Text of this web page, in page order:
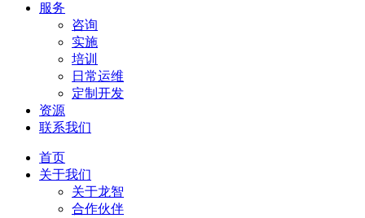
服务
咨询
实施
培训
日常运维
定制开发
资源
联系我们
首页
关于我们
关于龙智
合作伙伴